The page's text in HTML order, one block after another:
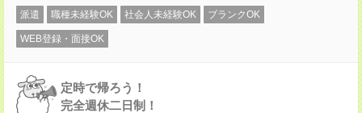
派遣 職種未経験OK 社会人未経験OK ブランクOK
WEB登録・面接OK
定時で帰ろう！
完全週休二日制！